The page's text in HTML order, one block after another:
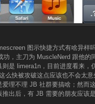
图示快捷方式有啥异
功，主刀为 MuscleNerd 跟他
是 limera1n，目前进度看来
么快被攻破这点应该也不会太
理不理 JB 社群要搞啥；然而
出后，有 JB 需要的朋友应该是